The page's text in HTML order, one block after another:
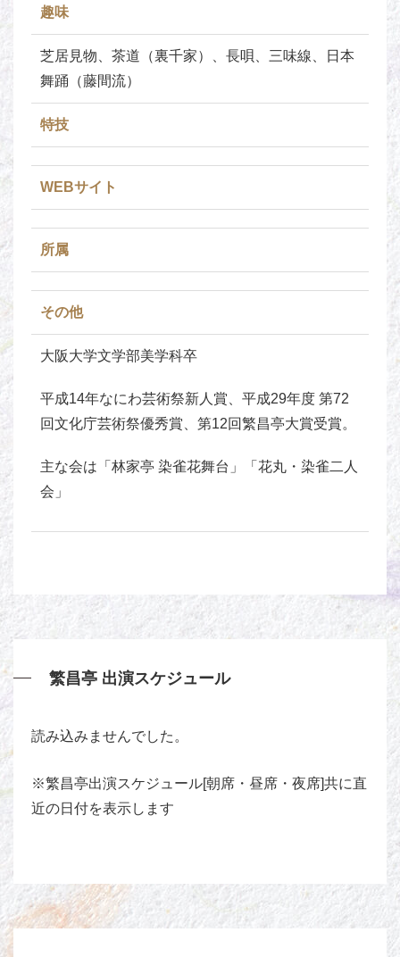
趣味
芝居見物、茶道（裏千家）、長唄、三味線、日本
舞踊（藤間流）
特技
WEBサイト
所属
その他
大阪大学文学部美学科卒
平成14年なにわ芸術祭新人賞、平成29年度 第72
回文化庁芸術祭優秀賞、第12回繁昌亭大賞受賞。
主な会は「林家亭 染雀花舞台」「花丸・染雀二人
会」
繁昌亭 出演スケジュール
読み込みませんでした。
※繁昌亭出演スケジュール[朝席・昼席・夜席]共に直
近の日付を表示します